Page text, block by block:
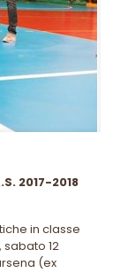
2017-2018
in classe
12
(ex